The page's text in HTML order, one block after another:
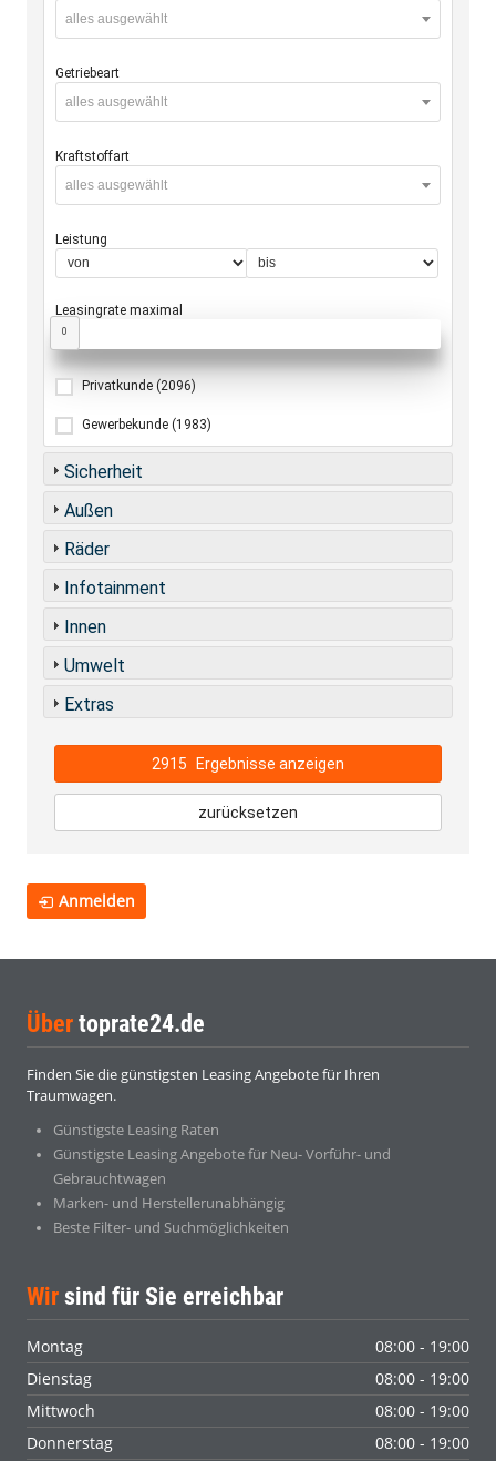
alles ausgewählt
Getriebeart
alles ausgewählt
Kraftstoffart
alles ausgewählt
Leistung
Leasingrate maximal
0
Privatkunde (2096)
Gewerbekunde (1983)
Sicherheit
Außen
Räder
Infotainment
Innen
Umwelt
Extras
2915 Ergebnisse anzeigen
zurücksetzen
Anmelden
Über toprate24.de
Finden Sie die günstigsten Leasing Angebote für Ihren
Traumwagen.
Günstigste Leasing Raten
Günstigste Leasing Angebote für Neu- Vorführ- und
Gebrauchtwagen
Marken- und Herstellerunabhängig
Beste Filter- und Suchmöglichkeiten
Wir sind für Sie erreichbar
Montag
08:00 - 19:00
Dienstag
08:00 - 19:00
Mittwoch
08:00 - 19:00
Donnerstag
08:00 - 19:00